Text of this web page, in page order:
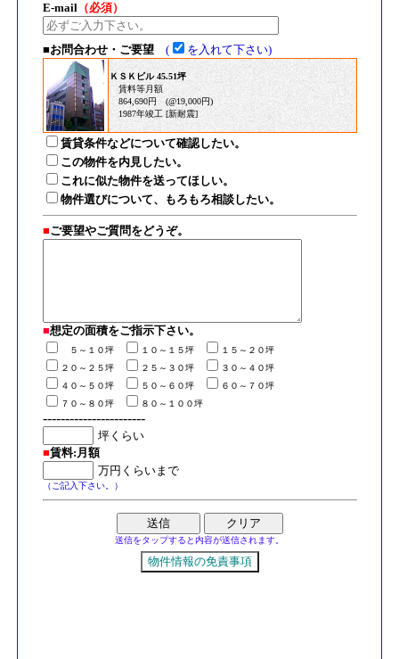
E-mail（必須）
■お問合わせ・ご要望 ( を入れて下さい)
ＫＳＫビル 45.51坪
賃料等月額
864,690円 (@19,000円)
1987年竣工 [新耐震]
賃貸条件などについて確認したい。
この物件を内見したい。
これに似た物件を送ってほしい。
物件選びについて、もろもろ相談したい。
■ご要望やご質問をどうぞ。
■想定の面積をご指示下さい。
５～１０坪 １０～１５坪
１５～２０坪
２０～２５坪
２５～３０坪
３０～４０坪
４０～５０坪
５０～６０坪
６０～７０坪
７０～８０坪
８０～１００坪
-----------------------
■賃料:月額
（ご記入下さい。）
送信をタップすると内容が送信されます。